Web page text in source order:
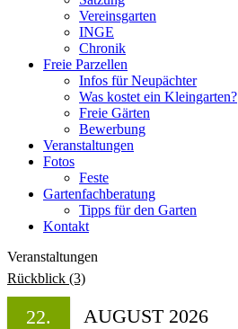
Vereinsgarten
INGE
Chronik
Freie Parzellen
Infos für Neupächter
Was kostet ein Kleingarten?
Freie Gärten
Bewerbung
Veranstaltungen
Fotos
Feste
Gartenfachberatung
Tipps für den Garten
Kontakt
Veranstaltungen
Rückblick (3)
22. AUGUST 2026